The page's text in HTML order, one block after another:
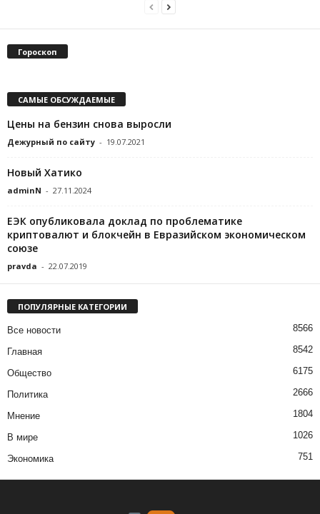
Гороскоп
САМЫЕ ОБСУЖДАЕМЫЕ
Цены на бензин снова выросли
Дежурный по сайту - 19.07.2021
Новый Хатико
adminN - 27.11.2024
ЕЭК опубликовала доклад по проблематике
криптовалют и блокчейн в Евразийском экономическом
союзе
pravda - 22.07.2019
ПОПУЛЯРНЫЕ КАТЕГОРИИ
Все новости 8566
Главная 8542
Общество 6175
Политика 2666
Мнение 1804
В мире 1026
Экономика 751